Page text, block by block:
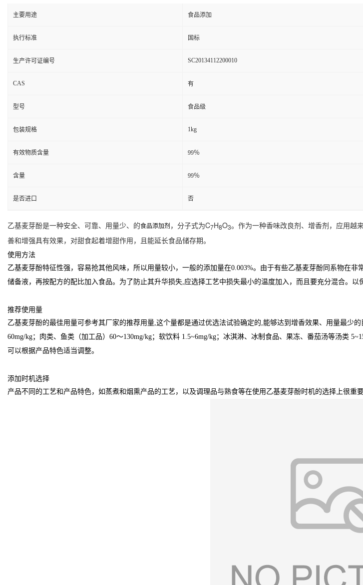
主要用途 食品添加
执行标准 国标
生产许可证编号 SC20134112200010
CAS 有
型号 食品级
包装规格 1kg
有效物质含量 99％
含量 99％
是否进口 否
乙基麦芽酚是一种安全、可靠、用量少、的食品添加剂 ，分子式为C7H8O3。作为一种香味改良剂、增香剂，应用越
善和增强具有效果，对甜食起着增甜作用，且能延长食品储存期。
使用方法
乙基麦芽酚特征性强，容易抢其他风味，所以用量较小，一般的添加量在0.003%。由于有些乙基麦芽酚同系物在
储备液，再按配方的配比加入食品。为了防止其升华损失,应选择工艺中损失最小的温度加入，而且要充分混合。以
推荐使用量
乙基麦芽酚的最徍用量可参考其厂家的推荐用量,这个量都是通过优选法试验确定的,能够达到增香效果、用量最少
60mg/kg；肉类、鱼类（加工品）60～130mg/kg；软饮料 1.5~6mg/kg；冰淇淋、冰制食品、果冻、番茄汤等汤类
可以根据产品特色适当调整。
添加时机选择
产品不同的工艺和产品特色，如蒸煮和烟熏产品的工艺，以及调理品与熟食等在使用乙基麦芽酚时机的选择上很